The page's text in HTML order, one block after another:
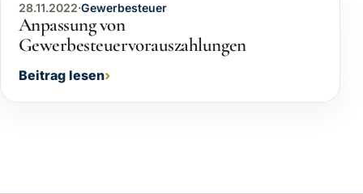
28.11.2022·Gewerbesteuer
Anpassung von
Gewerbesteuervorauszahlungen
Beitrag lesen